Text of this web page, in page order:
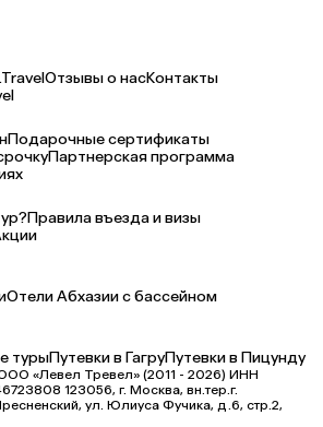
Отзывы о насКонтакты
Подарочные сертификаты
Партнерская программа
Правила въезда и визы
Отели Абхазии с бассейном
турыПутевки в ГагруПутевки в Пицунду
«Левел Тревел» (2011 - 2026) ИНН
123056, г. Москва, вн.тер.г.
ул. Юлиуса Фучика, д.6, стр.2,